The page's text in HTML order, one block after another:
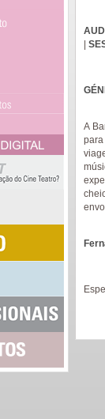
A
para